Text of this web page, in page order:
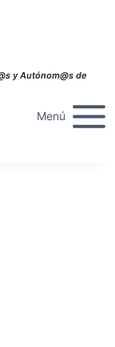
y Autónom@s de
Menú